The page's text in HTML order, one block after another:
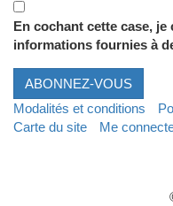
En cochant cette case,
informations fournies à
ABONNEZ-VOUS
Modalités et conditions
Carte du site
Me